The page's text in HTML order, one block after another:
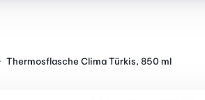
Thermosflasche Clima Türkis, 850 ml